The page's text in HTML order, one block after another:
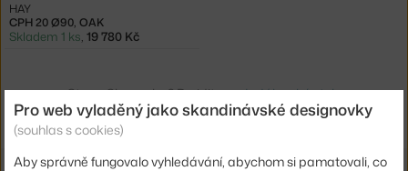
CPH 20 Ø90, OAK
HAY
Skladem 1 ks, 19 780 Kč
Ste zo Slovenska? Prejdite naJedálenské stoly
Shopping from the EU? Switch toDining tables
Pro web vyladěný jako skandinávské designovky
(souhlas s cookies)
Aby správně fungovalo vyhledávání, abychom si pamatovali, co